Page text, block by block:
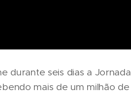
durante seis dias a Jornada
mais de um milhão de